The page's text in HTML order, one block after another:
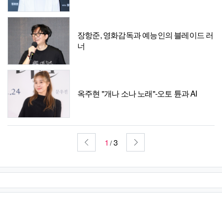
장항준, 영화감독과 예능인의 블레이드 러
너
옥주현 "개나 소나 노래"-오토 튠과 AI
1 /3